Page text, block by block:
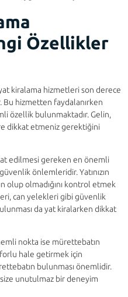
Özellikler
kiralama hizmetleri son derece
hizmetten faydalanırken
özellik bulunmaktadır. Gelin,
dikkat etmeniz gerektiğini
edilmesi gereken en önemli
önlemleridir. Yatınızın
olup olmadığını kontrol etmek
can yelekleri gibi güvenlik
da yat kiralarken dikkat
nokta ise mürettebatın
hale getirmek için
bulunması önemlidir.
unutulmaz bir deneyim